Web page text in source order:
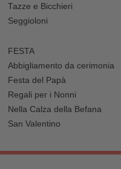
Tazze e Bicchieri
Seggioloni
FESTA
Abbigliamento da cerimonia
Festa del Papà
Regali per i Nonni
Nella Calza della Befana
San Valentino